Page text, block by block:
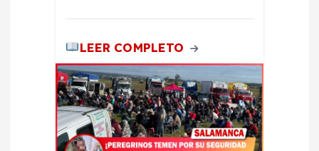
LEER COMPLETO